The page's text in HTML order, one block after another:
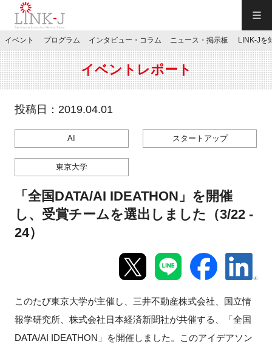
JP／EN
特別会員専用メニュー
お問い合わせ
イベント
イベント プログラム インタビュー・コラム ニュース・掲示板 LINK-Jを
イベントレポート
投稿日：2019.04.01
AI スタートアップ
東京大学
「全国DATA/AI IDEATHON」を開催
し、受賞チームを選出しました（3/22 -
24）
このたび東京大学が主催し、三井不動産株式会社、国立情
報学研究所、株式会社日本経済新聞社が共催する、「全国
DATA/AI IDEATHON」を開催しました。このアイデアソン